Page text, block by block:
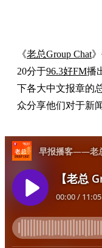
《老总Group Chat
20分于96.3好FM播
下各大中文报章的
众分享他们对于新